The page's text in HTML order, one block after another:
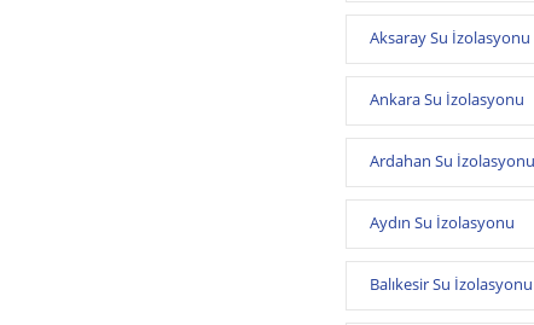
Aksaray Su İzolasyonu
Ankara Su İzolasyonu
Ardahan Su İzolasyonu
Aydın Su İzolasyonu
Balıkesir Su İzolasyonu